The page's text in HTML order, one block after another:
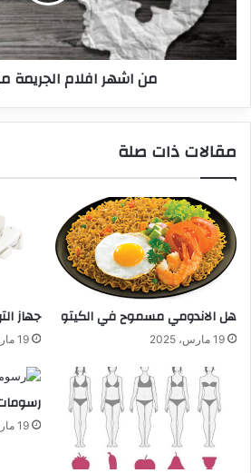
من اشهر افلام الجريمة من 6
مقالات ذات صلة
هل الاندومي مسموح في الكيتو
19 مارس، 2025
جهاز
19 مارس، 2025
19 مارس، 2025